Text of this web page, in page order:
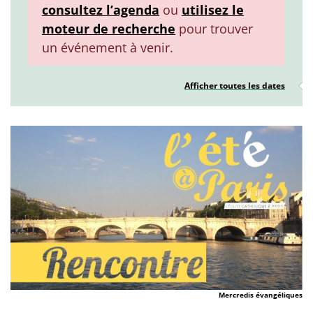
consultez l’agenda ou utilisez le
moteur de recherche pour trouver
un événement à venir.
Afficher toutes les dates
Mercredis évangéliques